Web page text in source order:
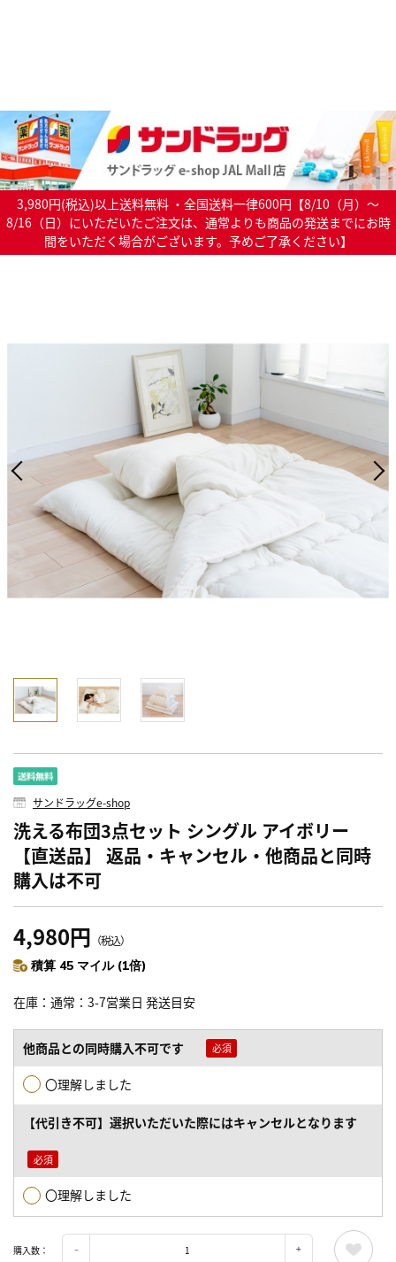
3,980円(税込)以上送料無料 ・全国送料一律600円【8/10（月）～
8/16（日）にいただいたご注文は、通常よりも商品の発送までにお時
間をいただく場合がございます。予めご了承ください】
サンドラッグe-shop
洗える布団3点セット シングル アイボリー
【直送品】 返品・キャンセル・他商品と同時
購入は不可
4,980円 （税込）
積算 45 マイル (1倍)
在庫 通常：3-7営業日 発送目安
他商品との同時購入不可です
〇理解しました
【代引き不可】選択いただいた際にはキャンセルとなります
〇理解しました
購入数：